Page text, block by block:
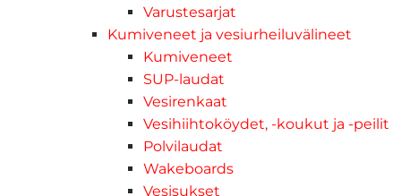
Varustesarjat
Kumiveneet ja vesiurheiluvälineet
Kumiveneet
SUP-laudat
Vesirenkaat
Vesihiihtoköydet, -koukut ja -peilit
Polvilaudat
Wakeboards
Vesisukset